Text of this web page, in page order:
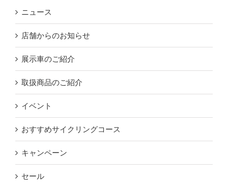
ニュース
店舗からのお知らせ
展示車のご紹介
取扱商品のご紹介
イベント
おすすめサイクリングコース
キャンペーン
セール